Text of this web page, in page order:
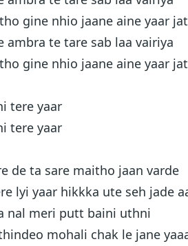
gine nhio jaane aine yaar
ambra te tare sab laa vairiya
gine nhio jaane aine yaar
tere yaar
tere yaar
de ta sare maitho jaan varde
lyi yaar hikkka ute seh jade
nal meri putt baini uthni
mohali chak le jane